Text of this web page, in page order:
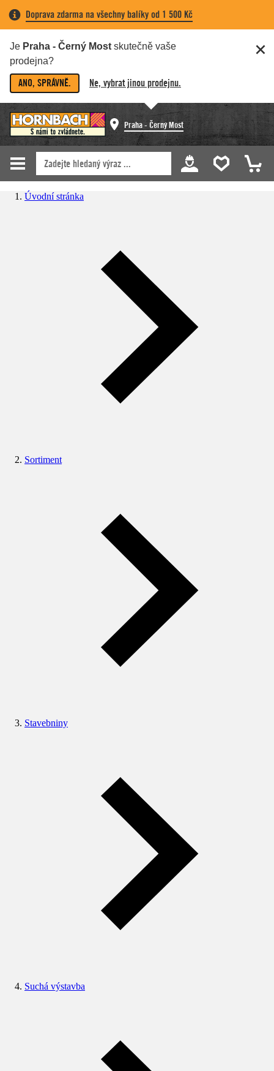
Doprava zdarma na všechny balíky od 1 500 Kč
Je Praha - Černý Most skutečně vaše
prodejna?
ANO, SPRÁVNĚ. Ne, vybrat jinou prodejnu.
Praha - Černý Most
Úvodní stránka
Sortiment
Stavebniny
Suchá výstavba